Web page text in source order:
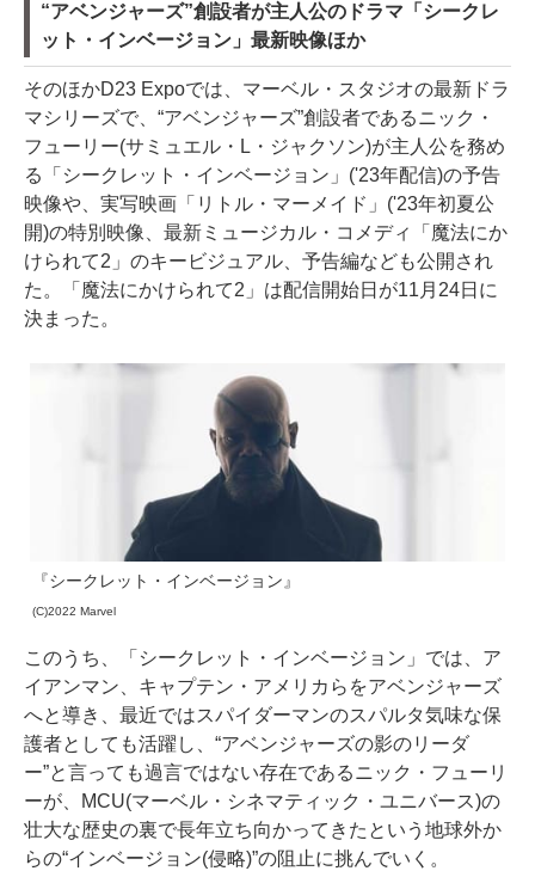
“アベンジャーズ”創設者が主人公のドラマ「シークレ
ット・インベージョン」最新映像ほか
そのほかD23 Expoでは、マーベル・スタジオの最新ドラ
マシリーズで、“アベンジャーズ”創設者であるニック・
フューリー(サミュエル・L・ジャクソン)が主人公を務め
る「シークレット・インベージョン」('23年配信)の予告
映像や、実写映画「リトル・マーメイド」('23年初夏公
開)の特別映像、最新ミュージカル・コメディ「魔法にか
けられて2」のキービジュアル、予告編なども公開され
た。「魔法にかけられて2」は配信開始日が11月24日に
決まった。
『シークレット・インベージョン』
(C)2022 Marvel
このうち、「シークレット・インベージョン」では、ア
イアンマン、キャプテン・アメリカらをアベンジャーズ
へと導き、最近ではスパイダーマンのスパルタ気味な保
護者としても活躍し、“アベンジャーズの影のリーダ
ー”と言っても過言ではない存在であるニック・フューリ
ーが、MCU(マーベル・シネマティック・ユニバース)の
壮大な歴史の裏で長年立ち向かってきたという地球外か
らの“インベージョン(侵略)”の阻止に挑んでいく。